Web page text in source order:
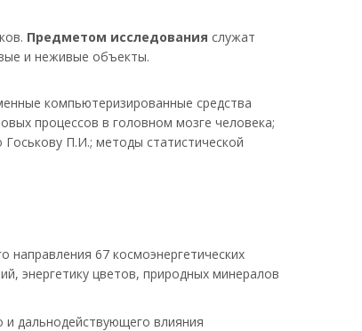
Предметом исследования служат
и неживые объекты.
компьютеризированные средства
процессов в головном мозге человека;
П.И.; методы статистической
направления 67 космоэнергетических
энергетику цветов, природных минералов
дальнодействующего влияния